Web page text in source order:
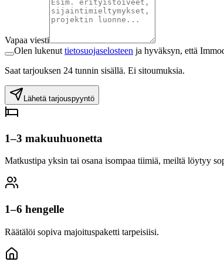
Vapaa viesti
Olen lukenut tietosuojaselosteen ja hyväksyn, että
Saat tarjouksen 24 tunnin sisällä. Ei sitoumuksia.
Lähetä tarjouspyyntö
1–3 makuuhuonetta
Matkustipa yksin tai osana isompaa tiimiä, meiltä löytyy
1–6 hengelle
Räätälöi sopiva majoituspaketti tarpeisiisi.